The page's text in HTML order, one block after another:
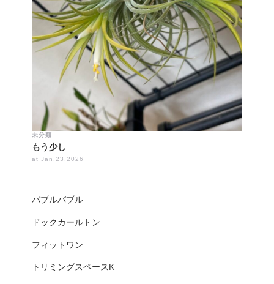
バブルバブル
ドックカールトン
フィットワン
トリミングスペースK
未分類
もう少し
at Jan.23.2026